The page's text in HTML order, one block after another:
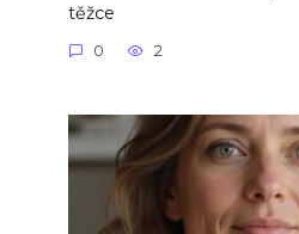
těžce
0 2